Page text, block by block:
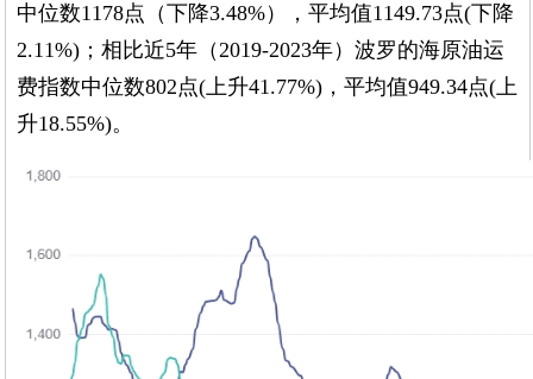
中位数1178点（下降3.48%），平均值1149.73点(下降
2.11%)；相比近5年（2019-2023年）波罗的海原油运
费指数中位数802点(上升41.77%)，平均值949.34点(上
升18.55%)。